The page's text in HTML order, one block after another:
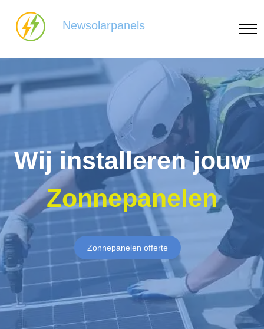
Newsolarpanels
Wij installeren jouw
Zonnepanelen
Zonnepanelen offerte